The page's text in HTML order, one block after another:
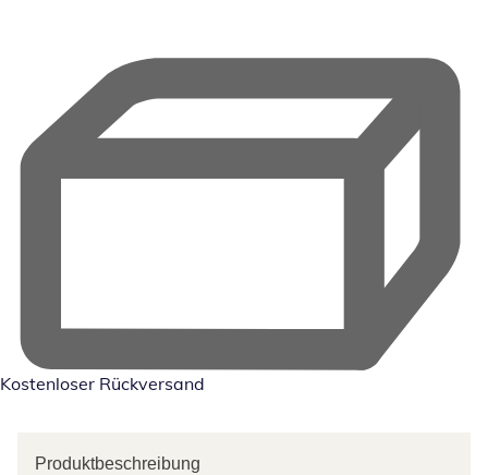
Kostenloser Rückversand
Produktbeschreibung